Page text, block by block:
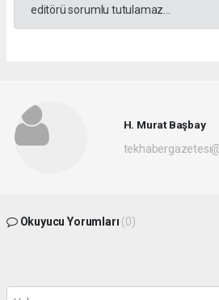
editörü sorumlu tutulamaz...
H. Murat Başbay
Okuyucu Yorumları (0)